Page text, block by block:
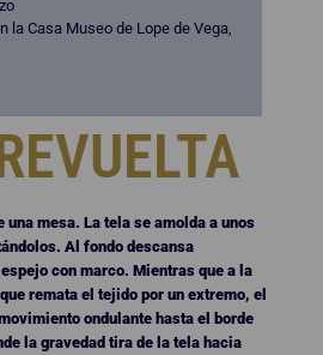
la Casa Museo de Lope de Vega,
mesa. La tela se amolda a unos
Al fondo descansa
con marco. Mientras que a la
remata el tejido por un extremo, el
ondulante hasta el borde
la gravedad tira de la tela hacia